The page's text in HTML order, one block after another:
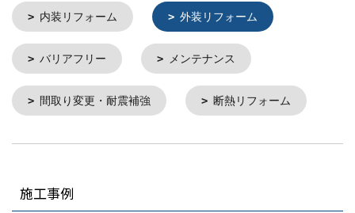
内装リフォーム 外装リフォーム
バリアフリー メンテナンス
間取り変更・耐震補強 断熱リフォーム
施工事例